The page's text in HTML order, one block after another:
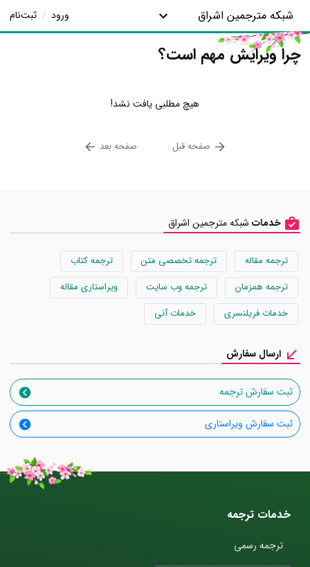
شبکه مترجمین اشراق ورود / ثبت‌نام
چرا ویرایش مهم است؟
هیچ مطلبی یافت نشد!
صفحه قبل صفحه بعد
خدمات شبکه مترجمین اشراق
ترجمه مقاله ترجمه تخصصی متن
ترجمه کتاب
ترجمه همزمان
ترجمه وب سایت
ویراستاری مقاله
خدمات فریلنسری
خدمات آنی
ارسال سفارش
ثبت سفارش ترجمه
ثبت سفارش ویراستاری
خدمات ترجمه
ترجمه رسمی